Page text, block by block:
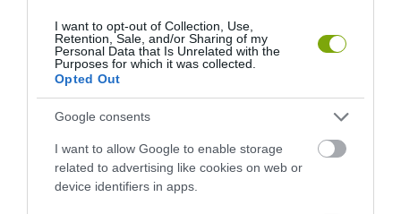
I want to opt-out of Collection, Use,
Retention, Sale, and/or Sharing of my
Personal Data that Is Unrelated with the
Purposes for which it was collected.
Opted Out
Google consents
I want to allow Google to enable storage
related to advertising like cookies on web or
device identifiers in apps.
A TUDÓSOK 262 ÚJ FAJT
NEVEZTEK MEG, ÉS A FÖLD
ÖTVEN ÉVIG ROSSZ NÉVEN